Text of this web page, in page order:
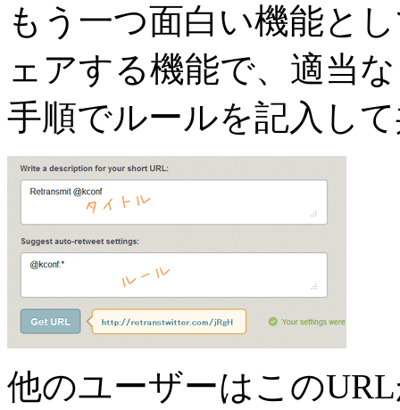
もう一つ面白い機能と
ェアする機能で、適当
手順でルールを記入し
他のユーザーはこの